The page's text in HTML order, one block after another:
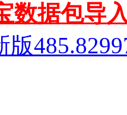
数据包导
版